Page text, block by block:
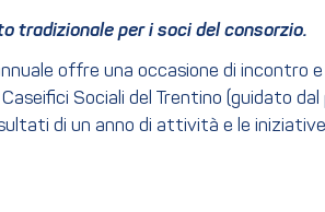
tradizionale per i soci del consorzio.
offre una occasione di
Sociali del Trentino (guidato
di un anno di attività e le